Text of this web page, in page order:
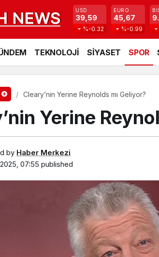
USD
39,59
%-0.32
EURO
45,67
%-0.99
TEKNOLOJİ SİYASET SPOR
Cleary’nin Yerine Reynolds mı Geliyor?
Yerine
by Haber Merkezi
07:55 published